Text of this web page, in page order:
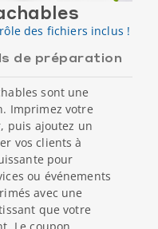
des fichiers inclus !
de préparation
sont une
Imprimez votre
puis ajoutez un
vos clients à
pour
ou événements
avec une
que votre